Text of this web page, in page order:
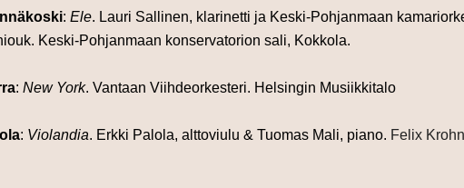
: Ele. Lauri Sallinen, klarinetti ja Keski-Pohjanmaan
Keski-Pohjanmaan konservatorion sali, Kokkola.
: New York. Vantaan Viihdeorkesteri. Helsingin Musiikkitalo
: Violandia. Erkki Palola, alttoviulu & Tuomas Mali, piano. Felix